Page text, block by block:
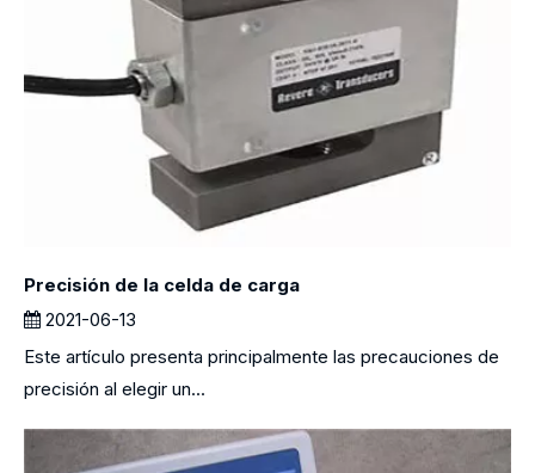
Precisión de la celda de carga
2021-06-13
Este artículo presenta principalmente las precauciones de
precisión al elegir un...